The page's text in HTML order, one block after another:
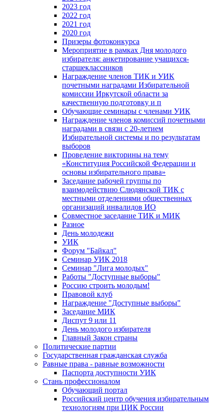
2023 год
2022 год
2021 год
2020 год
Призеры фотоконкурса
Мероприятие в рамках Дня молодого
избирателя: анкетирование учащихся-
старшеклассников
Награждение членов ТИК и УИК
почетными наградами Избирательной
комиссии Иркутской области за
качественную подготовку и п
Обучающие семинары с членами УИК
Награждение членов комиссий почетными
наградами в связи с 20-летием
Избирательной системы и по результатам
выборов
Проведение викторины на тему
«Конституция Российской Федерации и
основы избирательного права»
Заседание рабочей группы по
взаимодействию Слюдянской ТИК с
местными отделениями общественных
организаций инвалидов ИО
Совместное заседание ТИК и МИК
Разное
День молодежи
УИК
Форум "Байкал"
Семинар УИК 2018
Семинар "Лига молодых"
Работы "Доступные выборы"
Россию строить молодым!
Правовой клуб
Награждение "Доступные выборы"
Заседание МИК
Диспут 9 или 11
День молодого избирателя
Главный Закон страны
Политические партии
Государственная гражданская служба
Равные права - равные возможности
Паспорта доступности УИК
Стань профессионалом
Обучающий портал
Российский центр обучения избирательным
технологиям при ЦИК России